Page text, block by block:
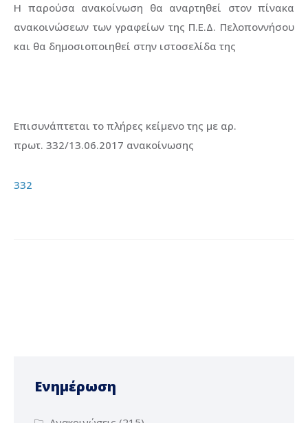
Η παρούσα ανακοίνωση θα αναρτηθεί στον πίνακα
ανακοινώσεων των γραφείων της Π.Ε.Δ. Πελοποννήσου
και θα δημοσιοποιηθεί στην ιστοσελίδα της
Επισυνάπτεται το πλήρες κείμενο της με αρ.
πρωτ. 332/13.06.2017 ανακοίνωσης
332
Ενημέρωση